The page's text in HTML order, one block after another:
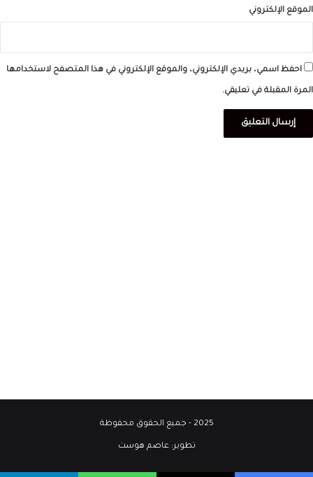
الموقع الإلكتروني
احفظ اسمي، بريدي الإلكتروني، والموقع الإلكتروني في هذا المتصفح لاستخدامها
المرة المقبلة في تعليقي.
2025 - جميع الحقوق محفوظة
تطوير:عاصم هوست